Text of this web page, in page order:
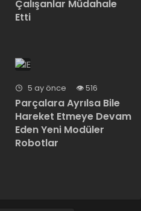
Çalışanlar Müdahale
Etti
5 ay önce 516
Parçalara Ayrılsa Bile
Hareket Etmeye Devam
Eden Yeni Modüler
Robotlar